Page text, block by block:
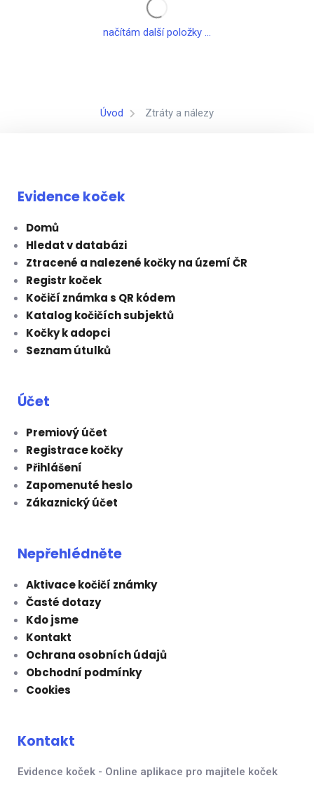
načítám další položky ...
Úvod Ztráty a nálezy
Evidence koček
Domů
Hledat v databázi
Ztracené a nalezené kočky na území ČR
Registr koček
Kočičí známka s QR kódem
Katalog kočičích subjektů
Kočky k adopci
Seznam útulků
Účet
Premiový účet
Registrace kočky
Přihlášení
Zapomenuté heslo
Zákaznický účet
Nepřehlédněte
Aktivace kočičí známky
Časté dotazy
Kdo jsme
Kontakt
Ochrana osobních údajů
Obchodní podmínky
Cookies
Kontakt
Evidence koček - Online aplikace pro majitele koček